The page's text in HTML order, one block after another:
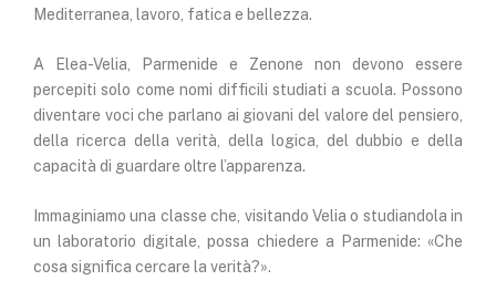
Mediterranea, lavoro, fatica e bellezza.
A Elea-Velia, Parmenide e Zenone non devono essere
percepiti solo come nomi difficili studiati a scuola. Possono
diventare voci che parlano ai giovani del valore del pensiero,
della ricerca della verità, della logica, del dubbio e della
capacità di guardare oltre l’apparenza.
Immaginiamo una classe che, visitando Velia o studiandola in
un laboratorio digitale, possa chiedere a Parmenide: «Che
cosa significa cercare la verità?».